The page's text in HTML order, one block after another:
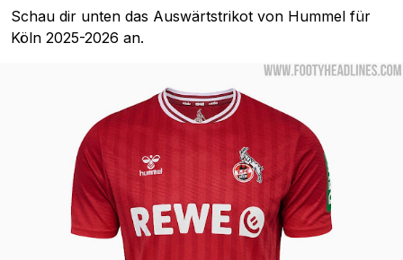
Schau dir unten das Auswärtstrikot von Hummel für
Köln 2025-2026 an.